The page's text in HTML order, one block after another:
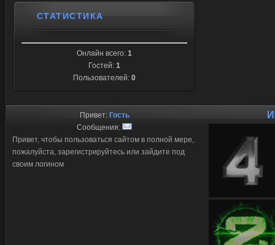
СТАТИСТИКА
Онлайн всего: 1
Гостей: 1
Пользователей: 0
Привет: Гость
Сообщения:
Привет, чтобы пользоваться сайтом в полной мере,
пожалуйста, зарегистрируйтесь или зайдите под
своим логином